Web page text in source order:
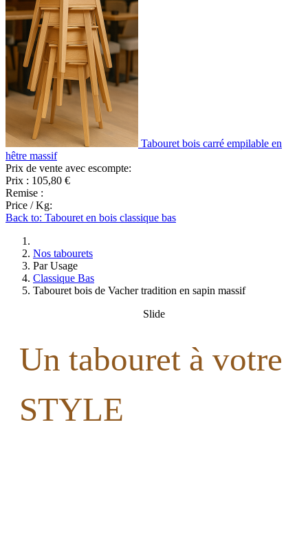
Tabouret bois carré empilable en
hêtre massif
Prix de vente avec escompte:
Prix : 105,80 €
Remise :
Price / Kg:
Back to: Tabouret en bois classique bas
Nos tabourets
Par Usage
Classique Bas
Tabouret bois de Vacher tradition en sapin massif
Slide
Un tabouret à votre
STYLE